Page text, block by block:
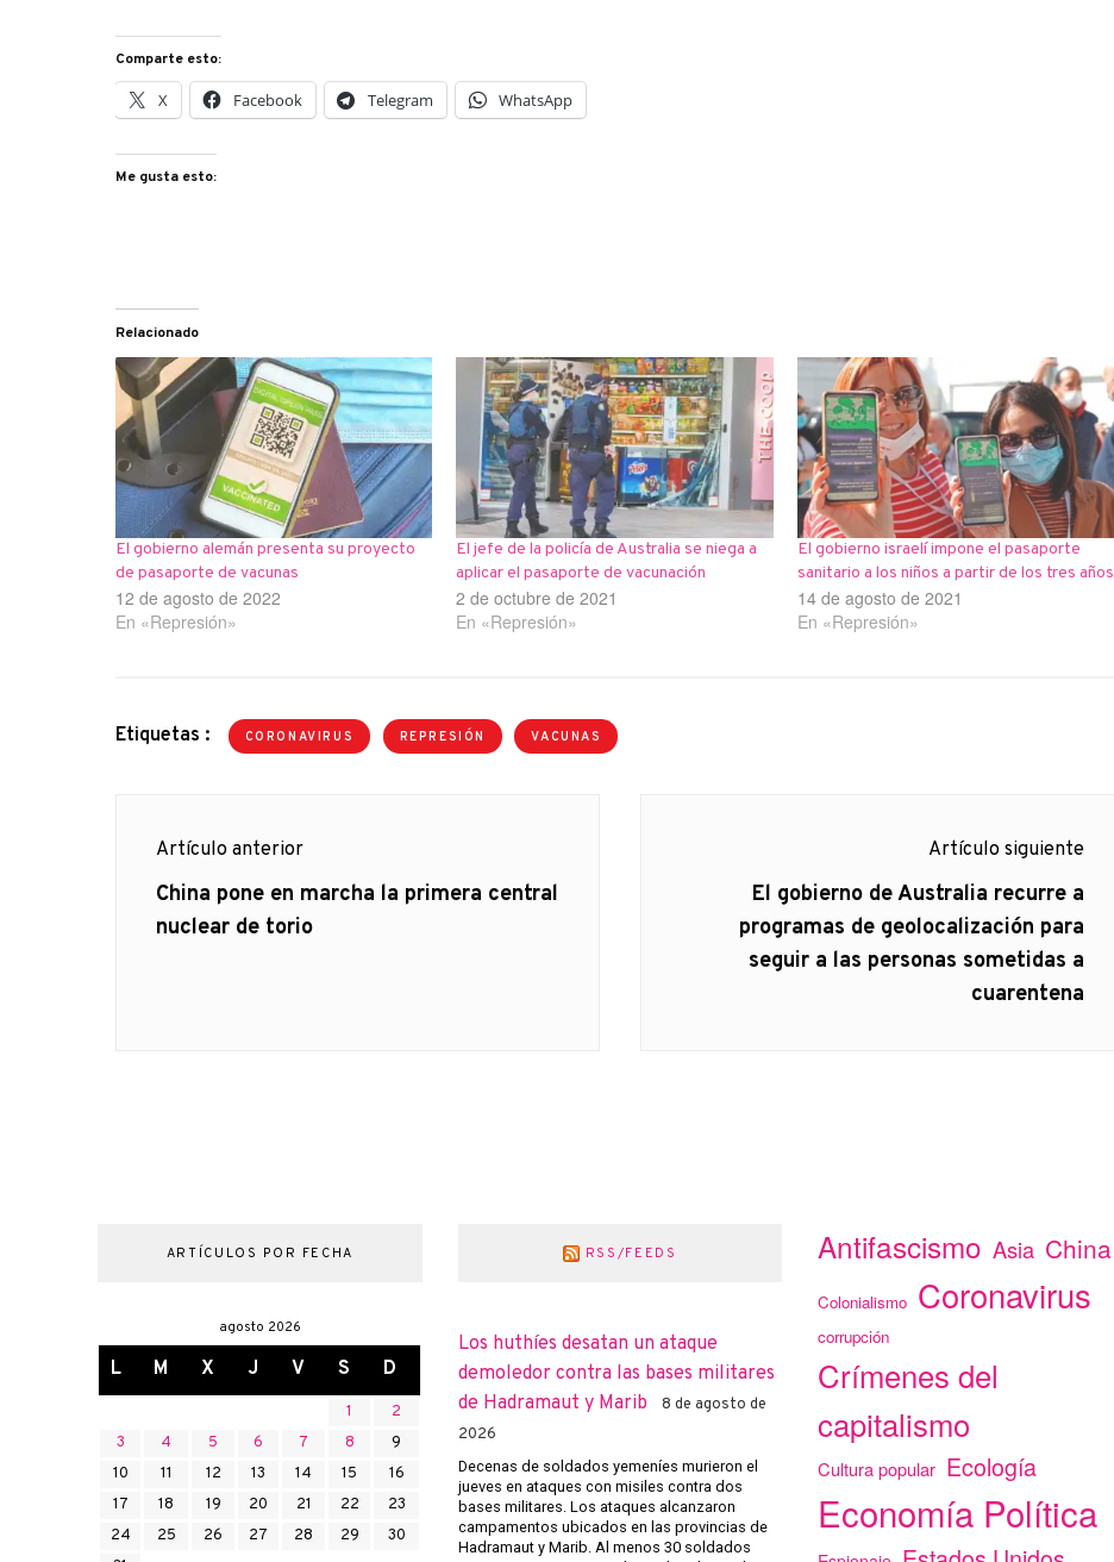
Comparte esto:
X Facebook Telegram WhatsApp
Me gusta esto:
Relacionado
El gobierno alemán presenta su proyecto
de pasaporte de vacunas
12 de agosto de 2022
En «Represión»
El jefe de la policía de Australia se niega a
aplicar el pasaporte de vacunación
2 de octubre de 2021
En «Represión»
El gobierno israelí impone el pasaporte
sanitario a los niños a partir de los tres años
14 de agosto de 2021
En «Represión»
Etiquetas : CORONAVIRUS REPRESIÓN VACUNAS
Navegación
de
Artículo anterior
Artículo
anterior
China pone en marcha la primera central
nuclear de torio
Artículo siguiente
Artículo
siguiente:
El gobierno de Australia recurre a
programas de geolocalización para
seguir a las personas sometidas a
cuarentena
ARTÍCULOS POR FECHA
agosto 2026
L M X J V S D
1
2
3
4 5 6 7 8
9
10
11 12 13 14 15
16
17
18 19 20 21 22
23
24
25 26 27 28 29
30
RSS/FEEDS
Los huthíes desatan un ataque
demoledor contra las bases militares
de Hadramaut y Marib
8 de agosto de
2026
Decenas de soldados yemeníes murieron el
jueves en ataques con misiles contra dos
bases militares. Los ataques alcanzaron
campamentos ubicados en las provincias de
Hadramaut y Marib. Al menos 30 soldados
Antifascismo Asia China
Colonialismo Coronavirus
corrupción
Crímenes del
capitalismo
Cultura popular Ecología
Economía Política